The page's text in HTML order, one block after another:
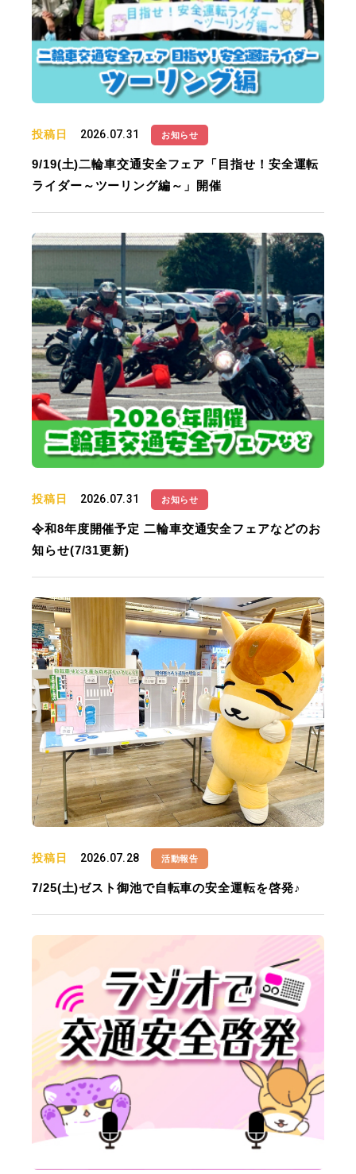
投稿日 2026.07.31 お知らせ
9/19(土)二輪車交通安全フェア「目指せ！安全運転
ライダー～ツーリング編～」開催
投稿日 2026.07.31 お知らせ
令和8年度開催予定 二輪車交通安全フェアなどのお
知らせ(7/31更新)
投稿日 2026.07.28 活動報告
7/25(土)ゼスト御池で自転車の安全運転を啓発♪